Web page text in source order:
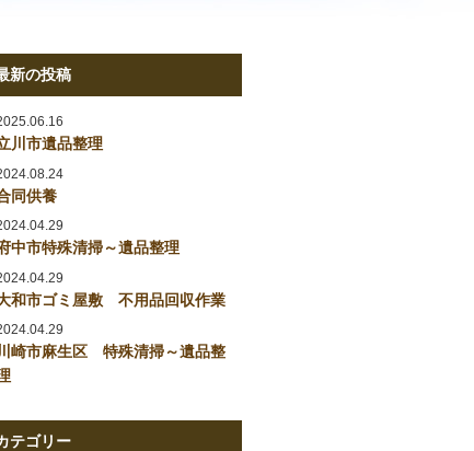
新の投稿
川市遺品整理
同供養
中市特殊清掃～遺品整理
和市ゴミ屋敷 不用品回収作業
崎市麻生区 特殊清掃～遺品整
テゴリー